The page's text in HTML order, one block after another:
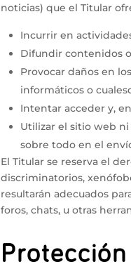
noticias) que el Titular
Incurrir en
Difundir contenidos
Provocar daños en
informáticos o
Intentar acceder y,
Utilizar el sitio web
sobre todo en el
El Titular se reserva el
discriminatorios,
resultarán adecuados
foros, chats, u otras